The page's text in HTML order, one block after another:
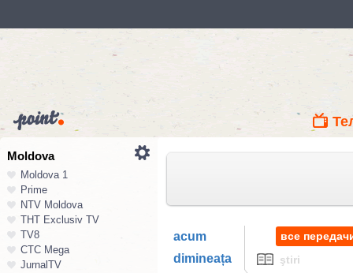
Moldova
Moldova 1
Prime
NTV Moldova
ТНТ Exclusiv TV
TV8
СТС Mega
JurnalTV
acum
dimineața
все
ştiri